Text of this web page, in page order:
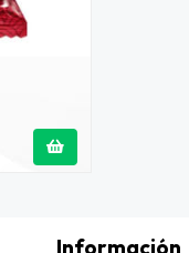
Información